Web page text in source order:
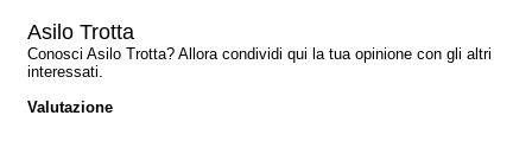
Asilo Trotta
Conosci Asilo Trotta? Allora condividi qui la tua opinione con gli altri
interessati.
Valutazione